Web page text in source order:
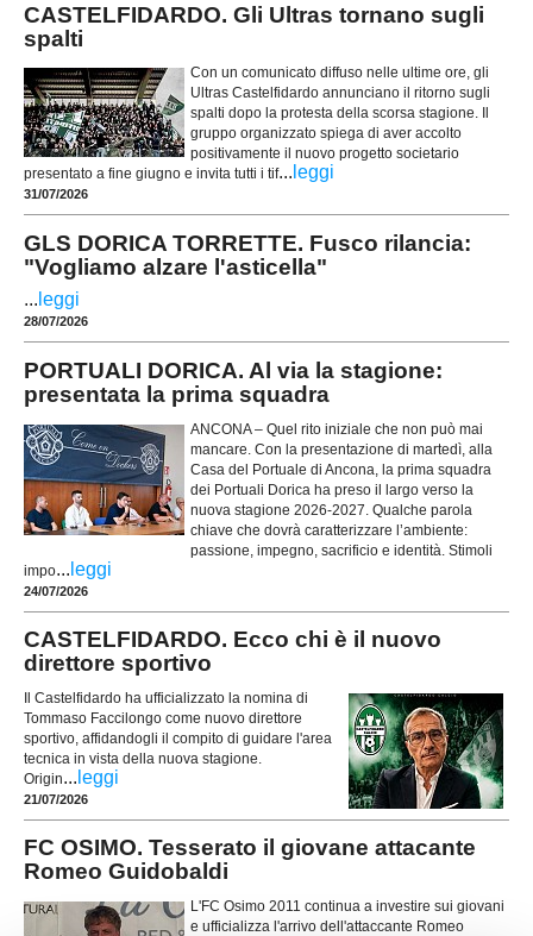
CASTELFIDARDO. Gli Ultras tornano sugli
spalti
Con un comunicato diffuso nelle ultime ore, gli
Ultras Castelfidardo annunciano il ritorno sugli
spalti dopo la protesta della scorsa stagione. Il
gruppo organizzato spiega di aver accolto
positivamente il nuovo progetto societario
presentato a fine giugno e invita tutti i tif... leggi
31/07/2026
GLS DORICA TORRETTE. Fusco rilancia:
"Vogliamo alzare l'asticella"
... leggi
28/07/2026
PORTUALI DORICA. Al via la stagione:
presentata la prima squadra
ANCONA – Quel rito iniziale che non può mai
mancare. Con la presentazione di martedì, alla
Casa del Portuale di Ancona, la prima squadra
dei Portuali Dorica ha preso il largo verso la
nuova stagione 2026-2027. Qualche parola
chiave che dovrà caratterizzare l’ambiente:
passione, impegno, sacrificio e identità. Stimoli
impo... leggi
24/07/2026
CASTELFIDARDO. Ecco chi è il nuovo
direttore sportivo
Il Castelfidardo ha ufficializzato la nomina di
Tommaso Faccilongo come nuovo direttore
sportivo, affidandogli il compito di guidare l'area
tecnica in vista della nuova stagione.
Origin... leggi
21/07/2026
FC OSIMO. Tesserato il giovane attacante
Romeo Guidobaldi
L'FC Osimo 2011 continua a investire sui giovani
e ufficializza l'arrivo dell'attaccante Romeo